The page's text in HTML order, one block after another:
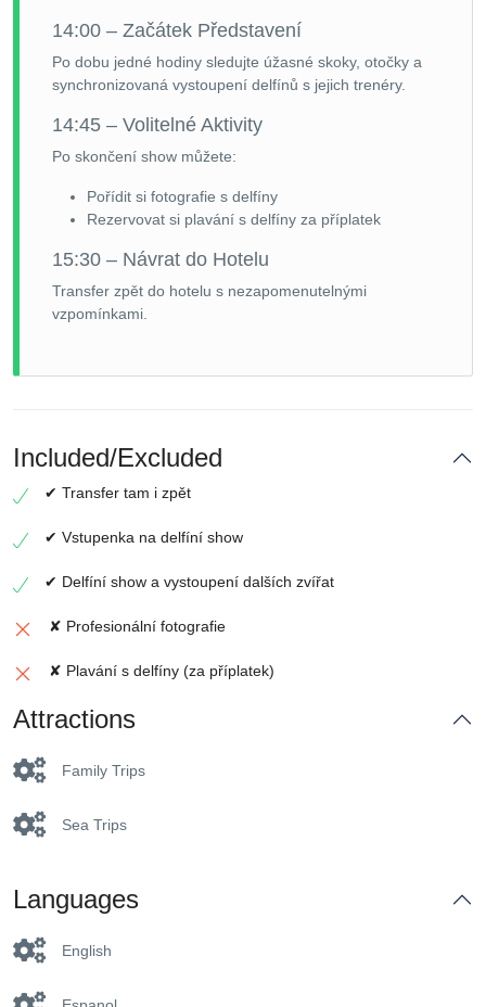
14:00 – Začátek Představení
Po dobu jedné hodiny sledujte úžasné skoky, otočky a
synchronizovaná vystoupení delfínů s jejich trenéry.
14:45 – Volitelné Aktivity
Po skončení show můžete:
Pořídit si fotografie s delfíny
Rezervovat si plavání s delfíny za příplatek
15:30 – Návrat do Hotelu
Transfer zpět do hotelu s nezapomenutelnými
vzpomínkami.
Included/Excluded
✔ Transfer tam i zpět
✔ Vstupenka na delfíní show
✔ Delfíní show a vystoupení dalších zvířat
✘ Profesionální fotografie
✘ Plavání s delfíny (za příplatek)
Attractions
Family Trips
Sea Trips
Languages
English